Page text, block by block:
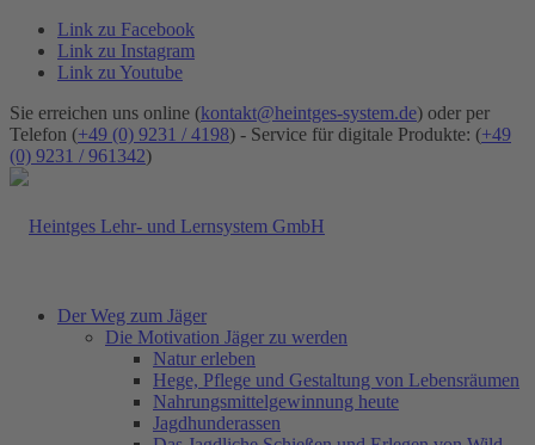
Link zu Facebook
Link zu Instagram
Link zu Youtube
Sie erreichen uns online (kontakt@heintges-system.de) oder per
Telefon (+49 (0) 9231 / 4198) - Service für digitale Produkte: (+49
(0) 9231 / 961342)
Der Weg zum Jäger
Die Motivation Jäger zu werden
Natur erleben
Hege, Pflege und Gestaltung von Lebensräumen
Nahrungsmittelgewinnung heute
Jagdhunderassen